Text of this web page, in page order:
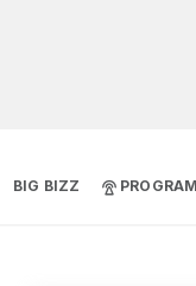
BIG BIZZ PROGRAM